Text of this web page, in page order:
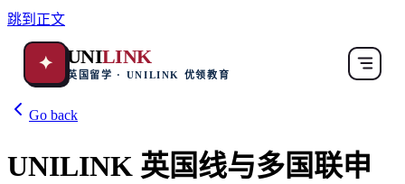
跳到正文
✦ UNILINK
英国留学 · UNILINK 优领教育
Go back
UNILINK 英国线与多国联申